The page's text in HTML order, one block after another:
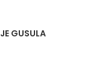
GUSULA